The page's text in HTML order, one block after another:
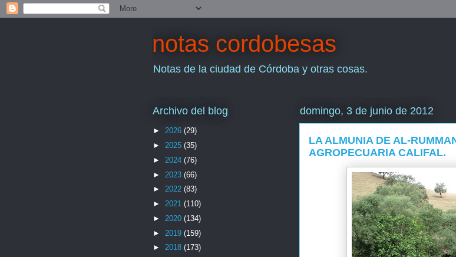
notas cordobesas
Notas de la ciudad de Córdoba y otras cosas.
domingo, 3 de junio de 2012
LA ALMUNIA DE AL-
AGROPECUARIA CALIFAL.
Archivo del blog
► 2026 (29)
► 2025 (35)
► 2024 (76)
► 2023 (66)
► 2022 (83)
► 2021 (110)
► 2020 (134)
► 2019 (159)
► 2018 (173)